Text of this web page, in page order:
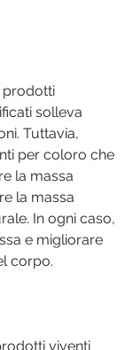
solleva
Tuttavia,
per coloro che
la massa
la massa
In ogni caso,
e migliorare
corpo.
viventi